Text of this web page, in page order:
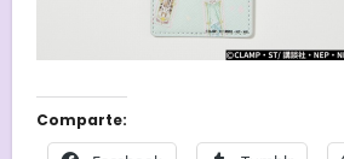
Comparte: